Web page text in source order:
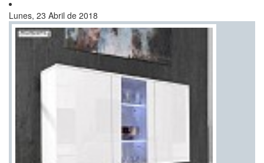
Lunes, 23 Abril de 2018